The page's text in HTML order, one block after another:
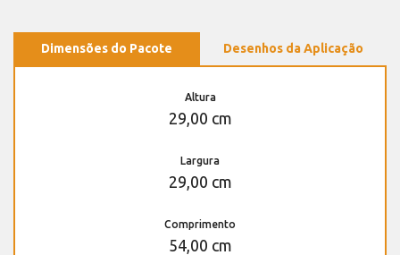
Dimensões do Pacote Desenhos da Aplicação
Altura
29,00 cm
Largura
29,00 cm
Comprimento
54,00 cm